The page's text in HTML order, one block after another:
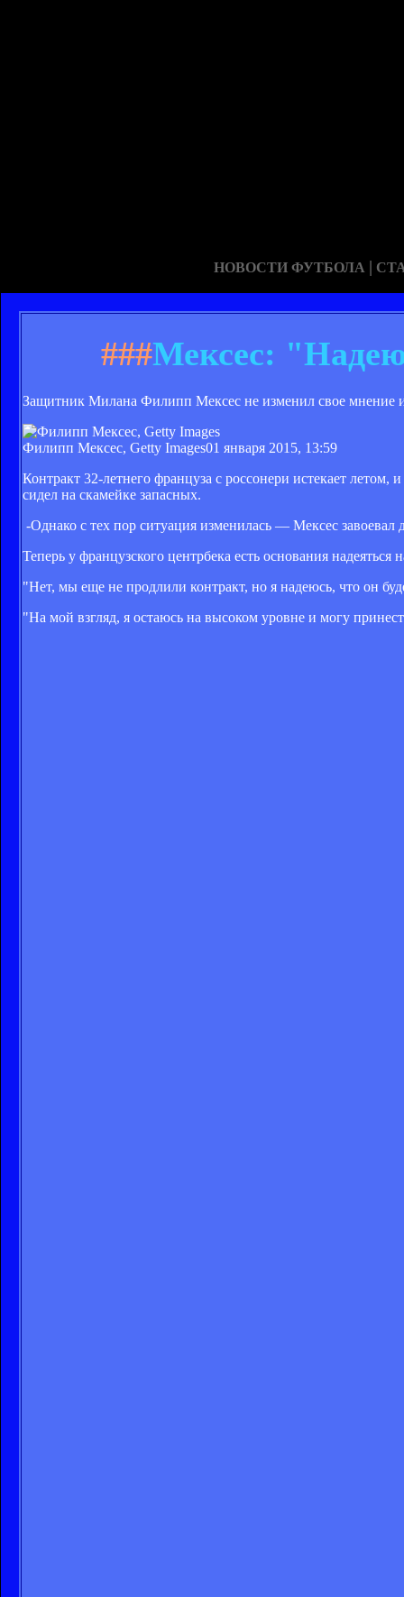
НОВОСТИ ФУТБОЛА |
###Мексес:
Защитник Милана Филипп Мексес не изменил свое мнение
Филипп Мексес, Getty Images01 января 2015, 13:59
Контракт 32-летнего француза с россонери истекает
сидел на скамейке запасных.
-Однако с тех пор ситуация изменилась — Мексес
Теперь у французского центрбека есть основания
"Нет, мы еще не продлили контракт, но я надеюсь, что он
"На мой взгляд, я остаюсь на высоком уровне и могу